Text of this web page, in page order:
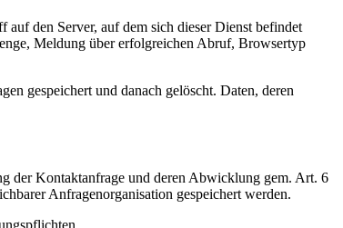
den Server, auf dem sich dieser Dienst befindet
Meldung über erfolgreichen Abruf, Browsertyp
gespeichert und danach gelöscht. Daten, deren
der Kontaktanfrage und deren Abwicklung gem. Art. 6
Anfragenorganisation gespeichert werden.